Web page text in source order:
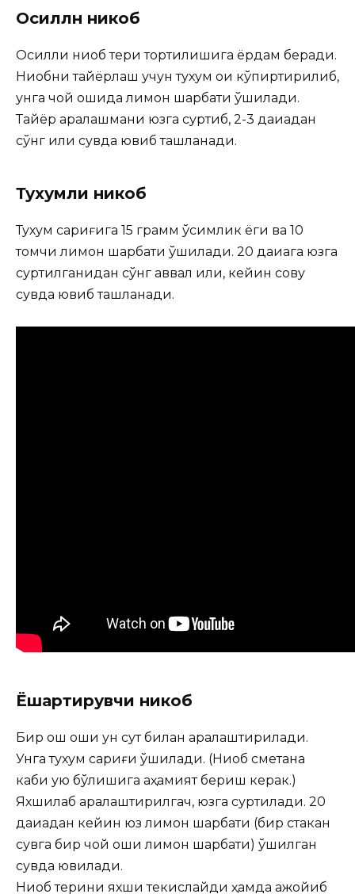
Оҳсиллн никоб
Оқсилли ниқоб тери тортилишига ёрдам беради.
Ниқобни тайёрлаш учун тухум оқи кўпиртирилиб,
унга чой қошиқда лимон шарбати қўшилади.
Тайёр аралашмани юзга суртиб, 2-3 дақиқадан
сўнг илиқ сувда ювиб ташланади.
Тухумли никоб
Тухум сариғига 15 грамм ўсимлик ёги ва 10
томчи лимон шарбати қўшилади. 20 дақиқага юзга
суртилганидан сўнг аввал илиқ, кейин совуқ
сувда ювиб ташланади.
Ёшартирувчи никоб
Бир ош қошиқ ун сут билан аралаштирилади.
Унга тухум сариғи қўшилади. (Ниқоб сметана
каби қуюқ бўлишига аҳамият бериш керак.)
Яхшилаб аралаштирилгач, юзга суртилади. 20
дақиқадан кейин юз лимон шарбати (бир стакан
сувга бир чой қошиқ лимон шарбати) қўшилган
сувда ювилади.
Ниқоб терини яхши текислайди ҳамда ажойиб